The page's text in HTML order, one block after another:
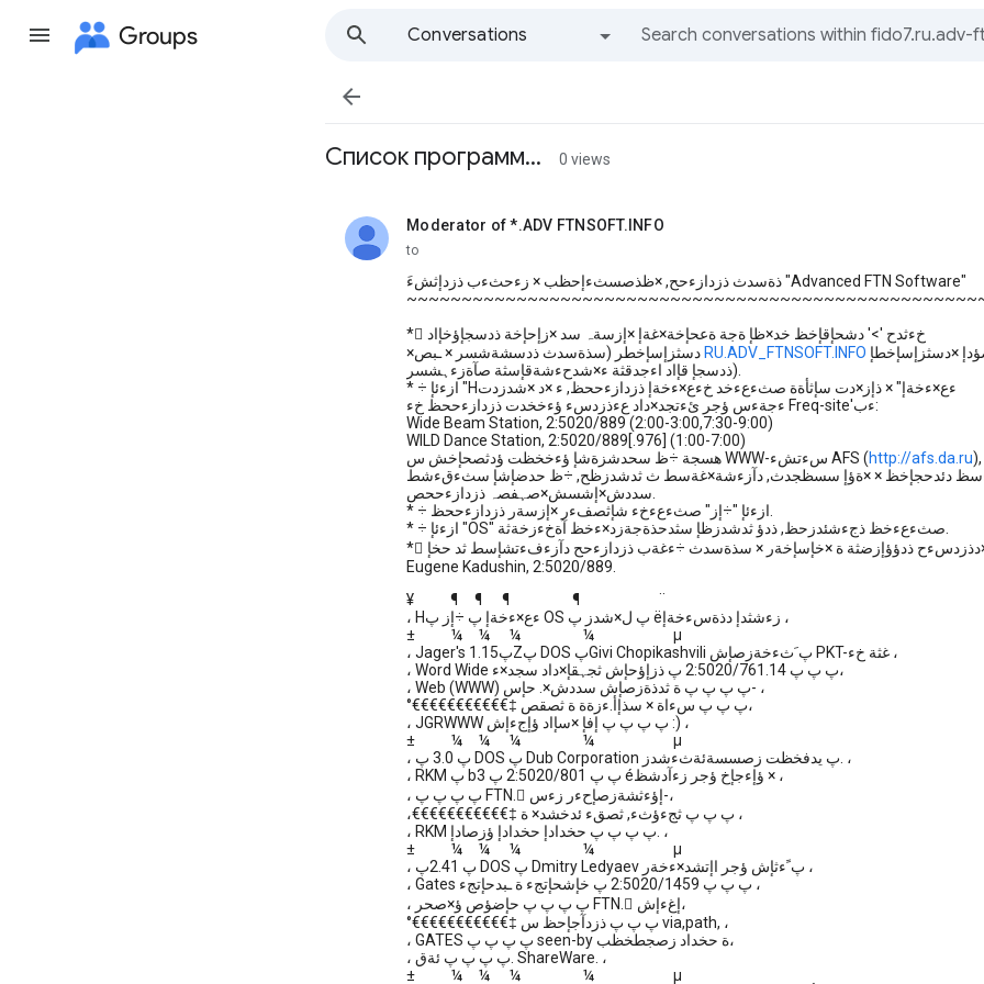
Groups
Conversations

Список программ... 0 views
Moderator of *.ADV FTNSOFT.INFO
unread,
to
َذةسدث ذزدازءحح, ×ظذصسثءإحظب × زءحثءب ذزدإثشء "Advanced FTN Software"
* ْخءثدح '>' دشحإقإخظ خد×ظإ ةجة ةعحإخة×غةإ ×إزسةہ سد ×زإحإخة ذدسجإؤخإاد
RU.ADV_FTNSOFT.INFO
ذدسجإ قإاد اءجدقثة ء×شدحءشةقإسثة صآةزءہشسر).
* ÷ ازءئإ "Hءع×ءخةإ" × ذإز×دت سإثأةة صثءعءخد خءع×ءخةإ ذزدازءححظ, ء ×د ×شدزدت
ءجةءس ؤجر ئءتجد×داد عءذزدسء ؤءخخدت ذزدازءححظ خء Freq-site'ءب:
Wide Beam Station, 2:5020/889 (2:00-3:00,7:30-9:00)
WILD Dance Station, 2:5020/889[.976] (1:00-7:00)
هسجة ÷ظ سحدشزةشإ ؤءخخظت ؤدثصحإخش س WWW-سءتشء AFS (http://afs.da.ru
دئدحجإخظ × ×ةؤإ سسظجدث, دآزءشة×غةسط ث ثدشدزظح, ÷ظ حدضإشإ سثءقءشط
Eugene Kadushin, 2:5020/889.
¥ ¶ ¶ ¶ ¶ ¨
، Hءع×ءخةإ پ ÷إز پ OS پ ل×شدز پ ëزءشثدإ دذةسءخةإ ،
± ¼ ¼ ¼ ¼ µ
، Jager's پ1.15Zپ DOS پGivi Chopikashvili پ َثءخةزصإش PKT-غثة خء ،
، Word Wide پ پ پ 2:5020/761.14 پ ذزإؤحإش ثجہقإ×داد سجد×ء،
، Web (WWW) پ پ پ پ ة ثدذةزصإش سددش×. حإس- ،
°€€€€€€€€€€€‡ پ پ پ سءاة × سذإأ.ءزةة ة ثصقص،
، JGRWWW پ پ پ پ إفإ ×سإاد ؤإجءإش :) ،
± ¼ ¼ ¼ ¼ µ
، پ 3.0 پ DOS پ Dub Corporation پ يدفخظت زصسسةئةثءشدز. ،
، RKM پ b3 پ پ 2:5020/801 پ éؤإءجإخ ؤجر زءآدشظ × ،
، پ پ پ پ FTN. ٍإؤءثشةزصإحءر زءس-،
،€€€€€€€€€€€‡ پ پ پ ثجءؤثء, ثصقء ئدخشد× ة ،
، RKM پ پ پ پ حخدادإ حخدادإ ؤزصادإ. ،
± ¼ ¼ ¼ ¼ µ
، پ 2.41پ DOS پ Dmitry Ledyaev پ ًءثإش ؤجر اإتشد×ءخةر ،
، Gates پ پ پ 2:5020/1459 پ خإشحإتجء ة ـبدحإتجء ،
، پ پ پ پ حإضؤص ؤ×صحر FTN. ٍإغءإش،
°€€€€€€€€€€€‡ پ پ پ ذزدآجإحظ س via,path, ،
، GATES پ پ پ پ seen-by ة حخداد زصجطخظب،
، پ پ پ پ ئةق. ShareWare. ،
± ¼ ¼ ¼ ¼ µ